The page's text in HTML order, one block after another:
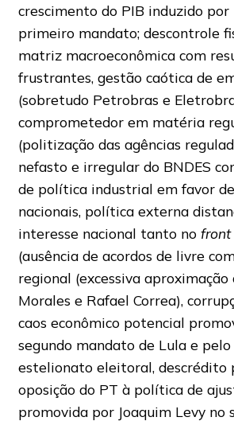
crescimento do PIB induzido por
primeiro mandato; descontrole
matriz macroeconômica com
frustrantes, gestão caótica de
(sobretudo Petrobras e
comprometedor em matéria
(politização das agências
nefasto e irregular do BNDES
de política industrial em favor
nacionais, política externa
interesse nacional tanto no front
(ausência de acordos de livre
regional (excessiva aproximação
Morales e Rafael Correa),
caos econômico potencial
segundo mandato de Lula e
estelionato eleitoral, descrédito
oposição do PT à política de
promovida por Joaquim Levy no